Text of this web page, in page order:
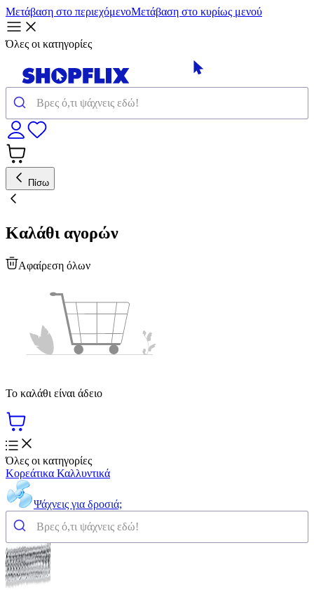
Μετάβαση στο περιεχόμενοΜετάβαση στο κυρίως μενού
Όλες οι κατηγορίες
Πίσω
Καλάθι αγορών
Αφαίρεση όλων
Το καλάθι είναι άδειο
Όλες οι κατηγορίες
Κορεάτικα Καλλυντικά
Ψάχνεις για δροσιά;